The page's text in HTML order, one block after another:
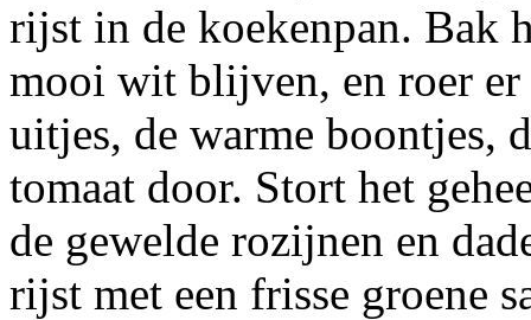
rijst in de koekenpan. Bak
mooi wit blijven, en roer
uitjes, de warme boontjes,
tomaat door. Stort het
de gewelde rozijnen en
rijst met een frisse groene